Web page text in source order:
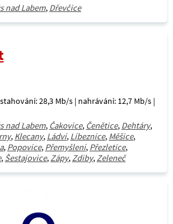
nad Labem, Dřevčice
28,3 Mb/s | nahrávání: 12,7 Mb/s |
nad Labem, Čakovice, Čenětice, Dehtáry,
, Klecany, Ládví, Líbeznice, Měšice,
, Popovice, Přemyšlení, Přezletice,
, Šestajovice,Zápy,Zdiby,Zeleneč